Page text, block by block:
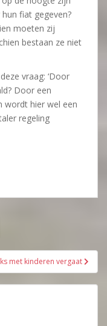
fiat gegeven?
moeten zij
bestaan ze niet
vraag: ‘Door
Door een
wordt hier wel een
regeling
met kinderen vergaat